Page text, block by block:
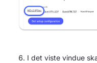
I det viste vindue